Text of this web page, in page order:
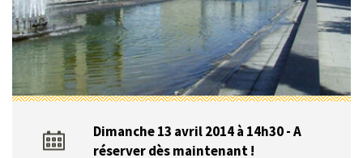
Dimanche 13 avril 2014 à 14h30 - A
réserver dès maintenant !